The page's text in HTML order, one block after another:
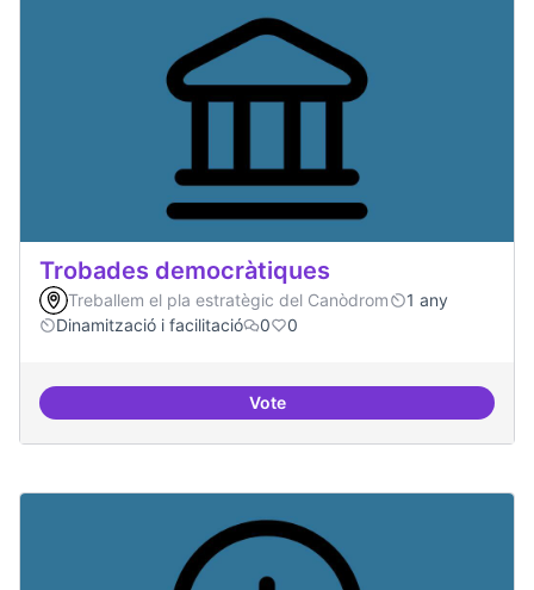
Trobades democràtiques
Treballem el pla estratègic del Canòdrom
1 any
Dinamització i facilitació
0 0
VoteTrobades democràtiques